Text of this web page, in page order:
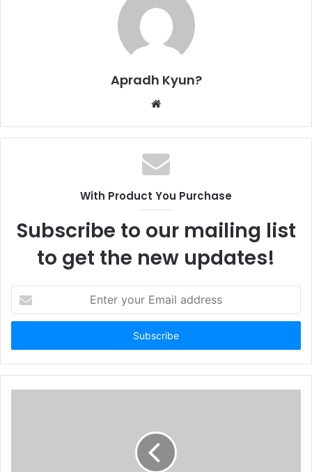
Apradh Kyun?
b
s
i
e
With Product You Purchase
Subscribe to our mailing list
to get the new updates!
t
r
y